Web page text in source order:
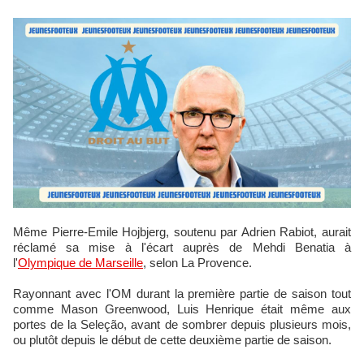
Même Pierre-Emile Hojbjerg, soutenu par Adrien Rabiot, aurait
réclamé sa mise à l'écart auprès de Mehdi Benatia à
l'Olympique de Marseille, selon La Provence.
Rayonnant avec l'OM durant la première partie de saison tout
comme Mason Greenwood, Luis Henrique était même aux
portes de la Seleção, avant de sombrer depuis plusieurs mois,
ou plutôt depuis le début de cette deuxième partie de saison.